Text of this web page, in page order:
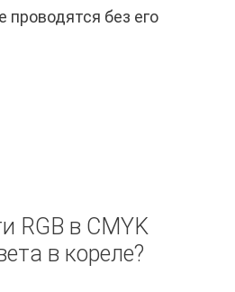
проводятся без его
RGB в CMYK
в кореле?